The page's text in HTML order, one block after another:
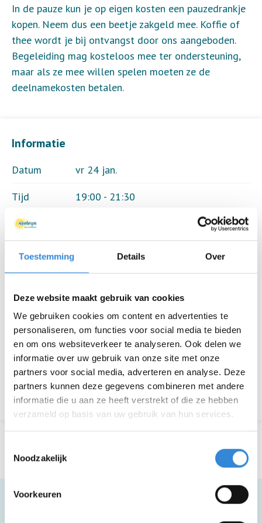
Toestemming Details Over
Deze website maakt gebruik van cookies
We gebruiken cookies om content en advertenties te
personaliseren, om functies voor social media te bieden
en om ons websiteverkeer te analyseren. Ook delen we
informatie over uw gebruik van onze site met onze
partners voor social media, adverteren en analyse. Deze
partners kunnen deze gegevens combineren met andere
informatie die u aan ze heeft verstrekt of die ze hebben
verzameld op basis van uw gebruik van hun services.
Noodzakelijk
Voorkeuren
Informatie
Datum
vr 24 jan.
Tijd
19:00 - 21:30
Locatie
Thema
Sport & spel
Kosten
Geen
Deelnemers
39 van 30
Aanmelden is niet meer mogelijk.
Terug naar het overzicht
In de pauze kun je op eigen kosten een pauzedrankje
kopen. Neem dus een beetje zakgeld mee. Koffie of
thee wordt je bij ontvangst door ons aangeboden.
Begeleiding mag kosteloos mee ter ondersteuning,
maar als ze mee willen spelen moeten ze de
deelnamekosten betalen.